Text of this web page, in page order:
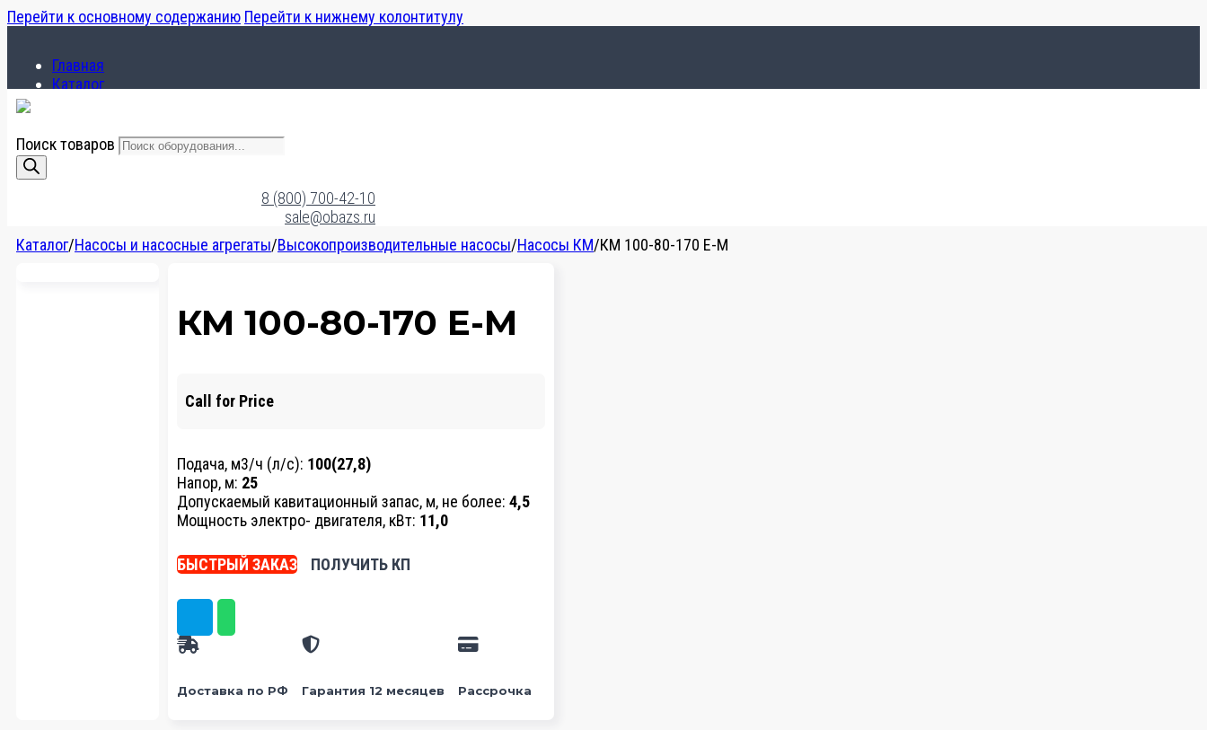
Перейти к основному содержанию Перейти к нижнему колонтитулу
Главная
Каталог
Поиск товаров
8 (800) 700-42-10
sale@obazs.ru
Каталог/Насосы и насосные агрегаты/Высокопроизводительные насосы/Насосы КМ/КМ 100-80-170 Е-М
КМ 100-80-170 Е-М
Call for Price
Подача, м3/ч (л/с): 100(27,8)
Напор, м: 25
Допускаемый кавитационный запас, м, не более: 4,5
Мощность электро- двигателя, кВт: 11,0
БЫСТРЫЙ ЗАКАЗ ПОЛУЧИТЬ КП
Доставка по РФ Гарантия 12 месяцев Рассрочка